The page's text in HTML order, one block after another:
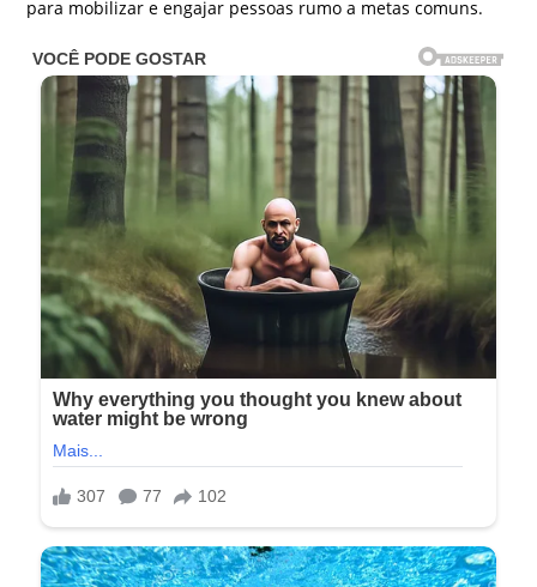
para mobilizar e engajar pessoas rumo a metas comuns.